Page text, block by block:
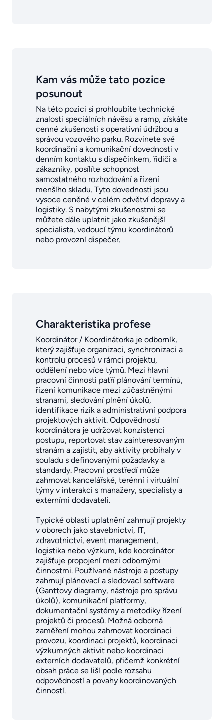
Kam vás může tato pozice
posunout
Na této pozici si prohloubíte technické
znalosti speciálních návěsů a ramp, získáte
cenné zkušenosti s operativní údržbou a
správou vozového parku. Rozvinete své
koordinační a komunikační dovednosti v
denním kontaktu s dispečinkem, řidiči a
zákazníky, posílíte schopnost
samostatného rozhodování a řízení
menšího skladu. Tyto dovednosti jsou
vysoce ceněné v celém odvětví dopravy a
logistiky. S nabytými zkušenostmi se
můžete dále uplatnit jako zkušenější
specialista, vedoucí týmu koordinátorů
nebo provozní dispečer.
Charakteristika profese
Koordinátor / Koordinátorka je odborník,
který zajišťuje organizaci, synchronizaci a
kontrolu procesů v rámci projektu,
oddělení nebo více týmů. Mezi hlavní
pracovní činnosti patří plánování termínů,
řízení komunikace mezi zúčastněnými
stranami, sledování plnění úkolů,
identifikace rizik a administrativní podpora
projektových aktivit. Odpovědností
koordinátora je udržovat konzistenci
postupu, reportovat stav zainteresovaným
stranám a zajistit, aby aktivity probíhaly v
souladu s definovanými požadavky a
standardy. Pracovní prostředí může
zahrnovat kancelářské, terénní i virtuální
týmy v interakci s manažery, specialisty a
externími dodavateli.
Typické oblasti uplatnění zahrnují projekty
v oborech jako stavebnictví, IT,
zdravotnictví, event management,
logistika nebo výzkum, kde koordinátor
zajišťuje propojení mezi odbornými
činnostmi. Používané nástroje a postupy
zahrnují plánovací a sledovací software
(Ganttovy diagramy, nástroje pro správu
úkolů), komunikační platformy,
dokumentační systémy a metodiky řízení
projektů či procesů. Možná odborná
zaměření mohou zahrnovat koordinaci
provozu, koordinaci projektů, koordinaci
výzkumných aktivit nebo koordinaci
externích dodavatelů, přičemž konkrétní
obsah práce se liší podle rozsahu
odpovědností a povahy koordinovaných
činností.